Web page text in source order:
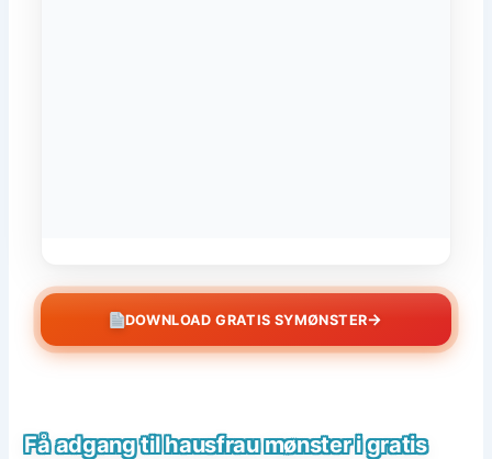
DOWNLOAD GRATIS SYMØNSTER→
Få adgang til hausfrau mønster i gratis